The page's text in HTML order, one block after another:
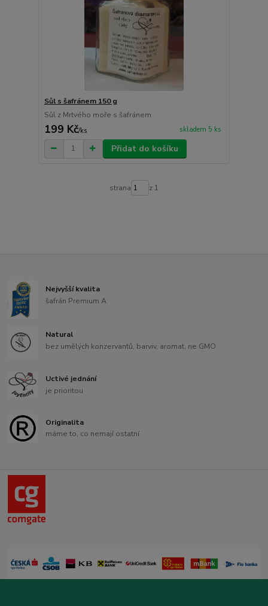
Sůl s šafránem 150 g
Sůl z Mrtvého moře s šafránem
199 Kč/ks skladem 5 ks
Přidat do košíku
strana z 1
Nejvyšší kvalita
šafrán Premium A
Natural
bez umělých konzervantů, barviv, aromat, ne GMO
Uctivé jednání
je prioritou
Originalita
máme to, co nemají ostatní